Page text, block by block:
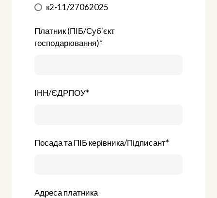
к2-11/27062025
Платник (ПІБ/Суб'єкт
господарювання)*
ІНН/ЄДРПОУ*
Посада та ПІБ керівника/Підписант*
Адреса платника